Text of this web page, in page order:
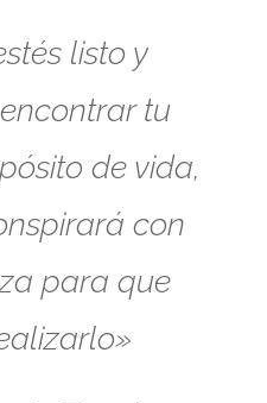
listo y
tu
de vida,
con
para que